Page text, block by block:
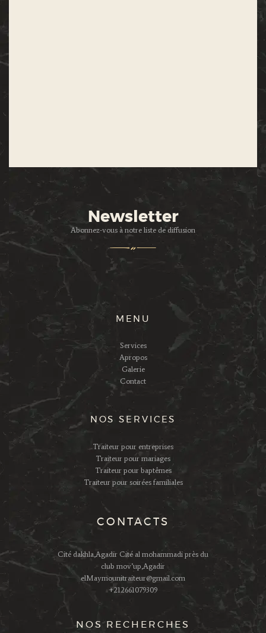
Newsletter
Abonnez-vous à notre liste de diffusion
MENU
Services
Apropos
Galerie
Contact
NOS SERVICES
Traiteur pour entreprises
Traiteur pour mariages
Traiteur pour baptêmes
Traiteur pour soirées familiales
CONTACTS
Cité dakhla,Agadir Cité al mohammadi près du
club mov’up,Agadir
elMaymounitraiteur@gmail.com
+212661079309
NOS RECHERCHES